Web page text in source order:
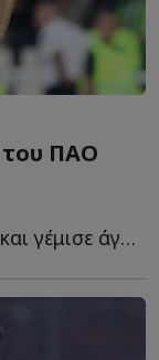
ΠΑΟ
Πώς την πάτησε ο Παναθηναϊκός και γέμισε άγχος ενόψει τ...